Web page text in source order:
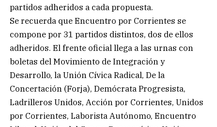
partidos adheridos a cada propuesta.
Se recuerda que Encuentro por Corrientes se
compone por 31 partidos distintos, dos de ellos
adheridos. El frente oficial llega a las urnas con
boletas del Movimiento de Integración y
Desarrollo, la Unión Cívica Radical, De la
Concertación (Forja), Demócrata Progresista,
Ladrilleros Unidos, Acción por Corrientes, Unidos
por Corrientes, Laborista Autónomo, Encuentro